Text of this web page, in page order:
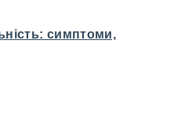
симптоми,